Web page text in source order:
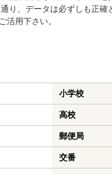
り、データは必ずしも正
活用下さい。
小学校
高校
郵便局
交番